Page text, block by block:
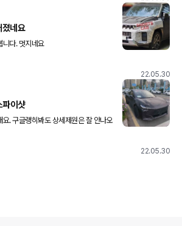
졌네요
니다. 멋지네요
22.05.30
이샷
. 구글랭히봐도 상세제원은 잘 안나오
라리 프로산게 같은 인상도 있네요..?!
22.05.30